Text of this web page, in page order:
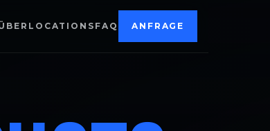
LOCATIONS FAQ ANFRAGE